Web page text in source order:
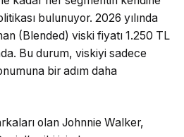
bulunuyor. 2026 yılında
(Blended) viski fiyatı 1.250 TL
Bu durum, viskiyi sadece
bir adım daha
olan Johnnie Walker,